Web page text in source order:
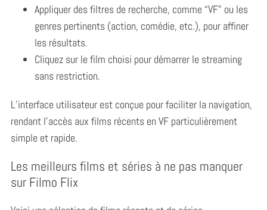
Appliquer des filtres de recherche, comme “VF” ou les
genres pertinents (action, comédie, etc.), pour affiner
les résultats.
Cliquez sur le film choisi pour démarrer le streaming
sans restriction.
L’interface utilisateur est conçue pour faciliter la navigation,
rendant l’accès aux films récents en VF particulièrement
simple et rapide.
Les meilleurs films et séries à ne pas manquer
sur Filmo Flix